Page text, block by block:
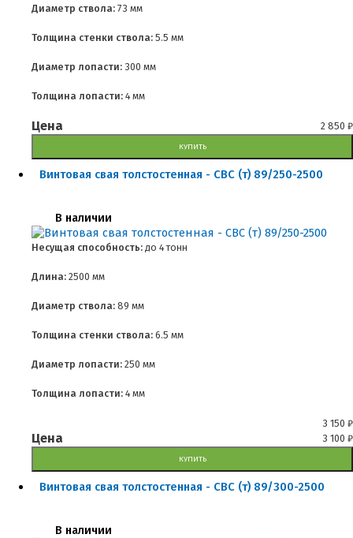
Диаметр ствола: 73 мм
Толщина стенки ствола: 5.5 мм
Диаметр лопасти: 300 мм
Толщина лопасти: 4 мм
Цена 2 850 ₽
КУПИТЬ
Винтовая свая толстостенная - СВС (т) 89/250-2500
В наличии
Несущая способность: до 4 тонн
Длина: 2500 мм
Диаметр ствола: 89 мм
Толщина стенки ствола: 6.5 мм
Диаметр лопасти: 250 мм
Толщина лопасти: 4 мм
3 150 ₽
Цена 3 100 ₽
КУПИТЬ
Винтовая свая толстостенная - СВС (т) 89/300-2500
В наличии